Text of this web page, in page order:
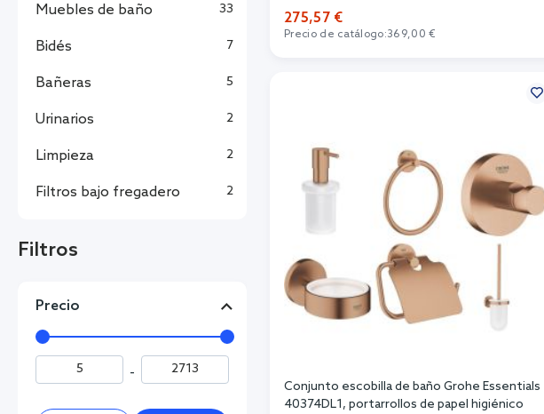
275,57 €
Precio de catálogo:369,00 €
Conjunto escobilla de baño Grohe Essentials
40374DL1, portarrollos de papel higiénico
Muebles de baño 33
Bidés 7
Bañeras 5
Urinarios 2
Limpieza 2
Filtros bajo fregadero 2
Filtros
Precio
-